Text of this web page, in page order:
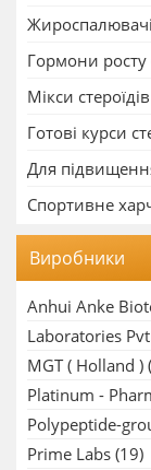
Гормони росту
Мікси
Готові курси
Для
Спортивне
Виробники
Anhui Anke
Laboratories
MGT ( Holland )
Platinum -
Polypeptide-
Prime Labs (19)